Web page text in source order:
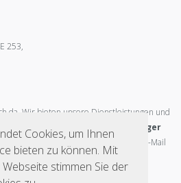
Cookies, um Ihnen
bieten zu können. Mit
stimmen Sie der
253,
da. Wir bieten unsere Dienstleistungen und
Termine können wir nach vorheriger
Du erreichst uns telefonisch oder per E-Mail